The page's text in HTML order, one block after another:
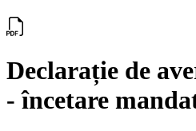
Declarație de
- încetare